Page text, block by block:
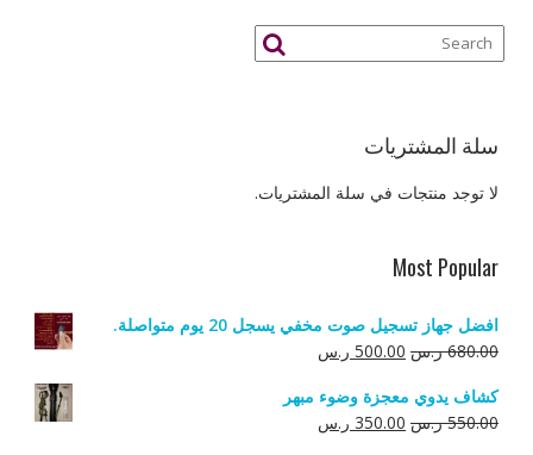
سلة المشتريات
لا توجد منتجات في سلة المشتريات.
Most Popular
افضل جهاز تسجيل صوت مخفي يسجل 20 يوم متواصلة.
680.00 ر.س السعر
هو:
680.00 ر.س.
500.00 ر.سالسعر
هو:
500.00 ر.س.
كشاف يدوي معجزة وضوء مبهر
550.00 ر.س السعر
350.00 ر.سالسعر